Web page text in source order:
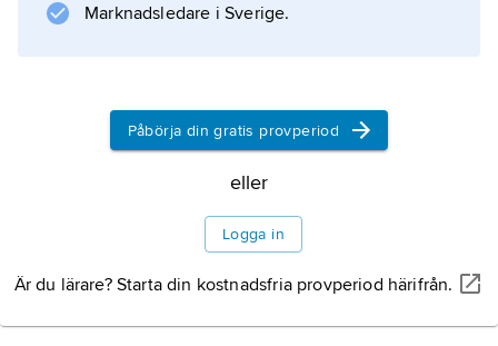
Marknadsledare i Sverige.
Påbörja din gratis provperiod
eller
Logga in
Är du lärare? Starta din kostnadsfria provperiod härifrån.